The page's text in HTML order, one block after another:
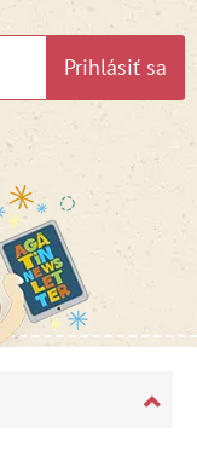
Prihlásiť sa